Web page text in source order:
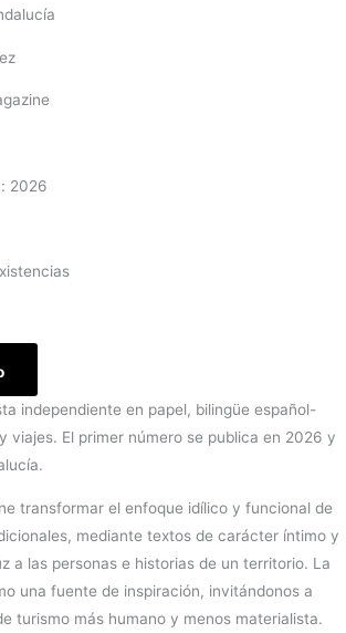
2026
independiente en papel, bilingüe español-
viajes. El primer número se publica en 2026 y
transformar el enfoque idílico y funcional de
mediante textos de carácter íntimo y
a las personas e historias de un territorio. La
una fuente de inspiración, invitándonos a
turismo más humano y menos materialista.